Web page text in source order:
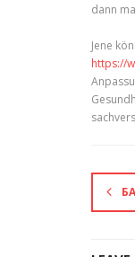
dann
Jene
https://